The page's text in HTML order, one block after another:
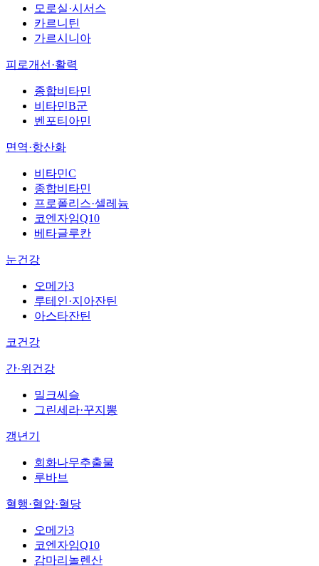
모로실·시서스
카르니틴
가르시니아
피로개선·활력
종합비타민
비타민B군
벤포티아민
면역·항산화
비타민C
종합비타민
프로폴리스·셀레늄
코엔자임Q10
베타글루칸
눈건강
오메가3
루테인·지아잔틴
아스타잔틴
코건강
간·위건강
밀크씨슬
그린세라·꾸지뽕
갱년기
회화나무추출물
루바브
혈행·혈압·혈당
오메가3
코엔자임Q10
감마리놀렌산